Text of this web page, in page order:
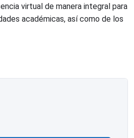
virtual de manera integral para
académicas, así como de los